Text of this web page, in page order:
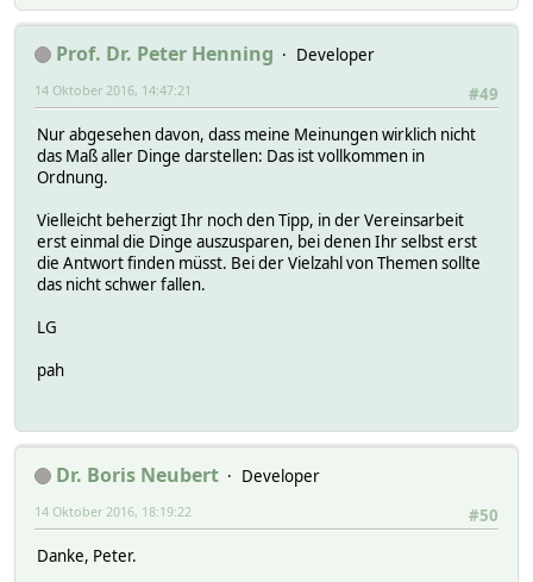
Prof. Dr. Peter Henning
Developer
#49
14 Oktober 2016, 14:47:21
Nur abgesehen davon, dass meine Meinungen wirklich nicht
das Maß aller Dinge darstellen: Das ist vollkommen in
Ordnung.
Vielleicht beherzigt Ihr noch den Tipp, in der Vereinsarbeit
erst einmal die Dinge auszusparen, bei denen Ihr selbst erst
die Antwort finden müsst. Bei der Vielzahl von Themen sollte
das nicht schwer fallen.
LG
pah
Dr. Boris Neubert
Developer
#50
14 Oktober 2016, 18:19:22
Danke, Peter.